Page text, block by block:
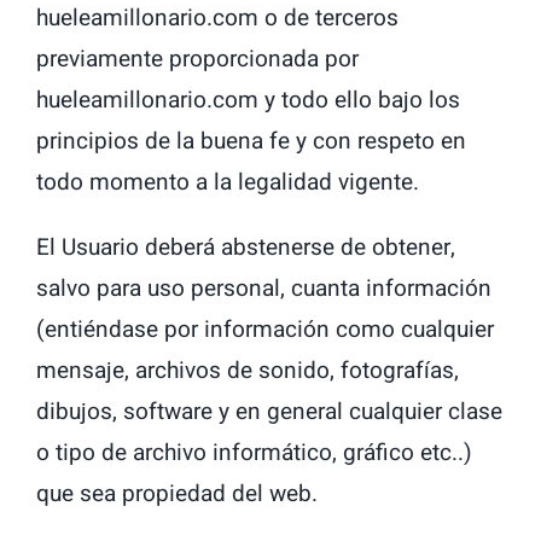
hueleamillonario.com o de terceros
previamente proporcionada por
hueleamillonario.com y todo ello bajo los
principios de la buena fe y con respeto en
todo momento a la legalidad vigente.
El Usuario deberá abstenerse de obtener,
salvo para uso personal, cuanta información
(entiéndase por información como cualquier
mensaje, archivos de sonido, fotografías,
dibujos, software y en general cualquier clase
o tipo de archivo informático, gráfico etc..)
que sea propiedad del web.